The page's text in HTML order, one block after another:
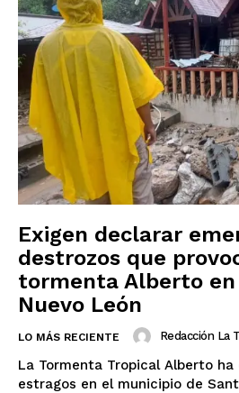
Baja California Sur Campeche
Chihuahua
Ciudad de México
Colima Durango
Estado
Guanajuato
Guerrero
Michoacán
Zacatecas
Tlaxcala Tamaulipas
Sinaloa
San Luis Potosí
Querétaro Puebla Oaxaca
Nayarit
Morelos
Exigen declarar
destrozos que
tormenta Alberto en
Nuevo León
LO MÁS RECIENTE Redacción La
La Tormenta Tropical Alberto ha
estragos en el municipio de